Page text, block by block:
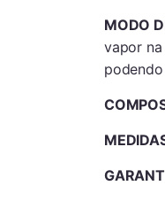
MODO
vapor